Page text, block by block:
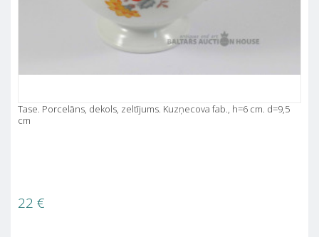
Tase. Porcelāns, dekols, zeltījums. Kuzņecova fab., h=6 cm. d=9,5
cm
22 €